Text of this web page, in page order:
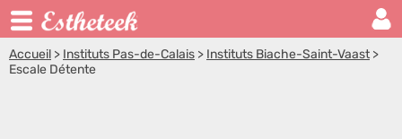
Accueil > Instituts Pas-de-Calais > Instituts Biache-Saint-Vaast>
Escale Détente